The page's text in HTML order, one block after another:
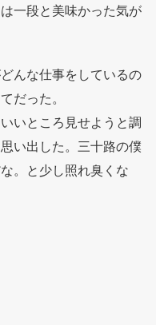
一段と美味かった気が
んな仕事をしているの
だった。
いところ見せようと調
い出した。三十路の僕
。と少し照れ臭くな